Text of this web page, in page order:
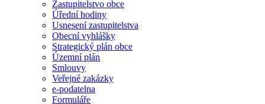
Zastupitelstvo obce
Úřední hodiny
Usnesení zastupitelstva
Obecní vyhlášky
Strategický plán obce
Územní plán
Smlouvy
Veřejné zakázky
e-podatelna
Formuláře